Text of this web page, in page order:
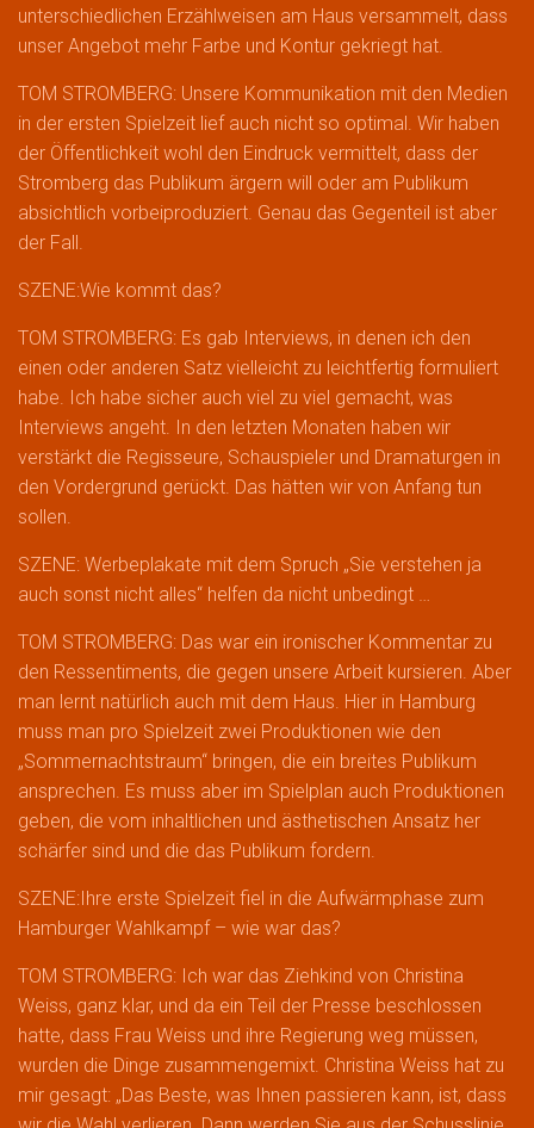
unterschiedlichen Erzählweisen am Haus versammelt, dass
unser Angebot mehr Farbe und Kontur gekriegt hat.
TOM STROMBERG: Unsere Kommunikation mit den Medien
in der ersten Spielzeit lief auch nicht so optimal. Wir haben
der Öffentlichkeit wohl den Eindruck vermittelt, dass der
Stromberg das Publikum ärgern will oder am Publikum
absichtlich vorbeiproduziert. Genau das Gegenteil ist aber
der Fall.
SZENE:Wie kommt das?
TOM STROMBERG: Es gab Interviews, in denen ich den
einen oder anderen Satz vielleicht zu leichtfertig formuliert
habe. Ich habe sicher auch viel zu viel gemacht, was
Interviews angeht. In den letzten Monaten haben wir
verstärkt die Regisseure, Schauspieler und Dramaturgen in
den Vordergrund gerückt. Das hätten wir von Anfang tun
sollen.
SZENE: Werbeplakate mit dem Spruch „Sie verstehen ja
auch sonst nicht alles“ helfen da nicht unbedingt …
TOM STROMBERG: Das war ein ironischer Kommentar zu
den Ressentiments, die gegen unsere Arbeit kursieren. Aber
man lernt natürlich auch mit dem Haus. Hier in Hamburg
muss man pro Spielzeit zwei Produktionen wie den
„Sommernachtstraum“ bringen, die ein breites Publikum
ansprechen. Es muss aber im Spielplan auch Produktionen
geben, die vom inhaltlichen und ästhetischen Ansatz her
schärfer sind und die das Publikum fordern.
SZENE:Ihre erste Spielzeit fiel in die Aufwärmphase zum
Hamburger Wahlkampf – wie war das?
TOM STROMBERG: Ich war das Ziehkind von Christina
Weiss, ganz klar, und da ein Teil der Presse beschlossen
hatte, dass Frau Weiss und ihre Regierung weg müssen,
wurden die Dinge zusammengemixt. Christina Weiss hat zu
mir gesagt: „Das Beste, was Ihnen passieren kann, ist, dass